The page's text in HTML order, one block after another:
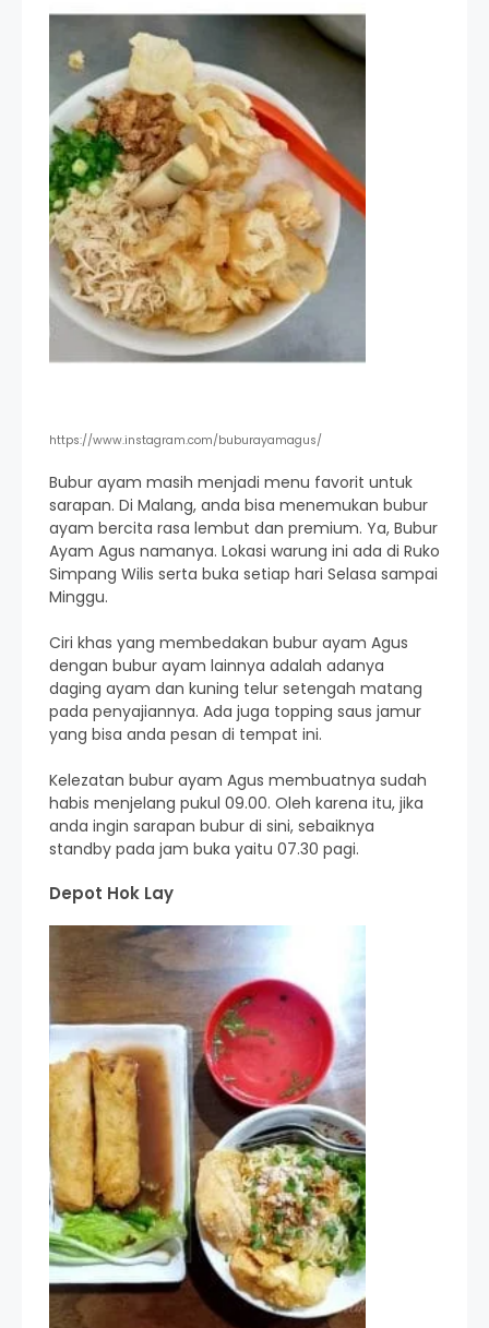
https://www.instagram.com/buburayamagus/
Bubur ayam masih menjadi menu favorit untuk
sarapan. Di Malang, anda bisa menemukan bubur
ayam bercita rasa lembut dan premium. Ya, Bubur
Ayam Agus namanya. Lokasi warung ini ada di Ruko
Simpang Wilis serta buka setiap hari Selasa sampai
Minggu.
Ciri khas yang membedakan bubur ayam Agus
dengan bubur ayam lainnya adalah adanya
daging ayam dan kuning telur setengah matang
pada penyajiannya. Ada juga topping saus jamur
yang bisa anda pesan di tempat ini.
Kelezatan bubur ayam Agus membuatnya sudah
habis menjelang pukul 09.00. Oleh karena itu, jika
anda ingin sarapan bubur di sini, sebaiknya
standby pada jam buka yaitu 07.30 pagi.
Depot Hok Lay